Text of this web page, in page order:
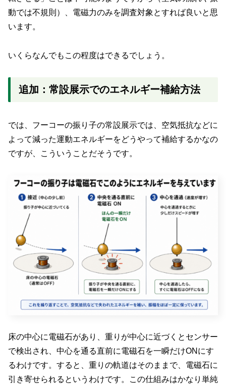
動では不規則）、電磁力のみを調査対象とすれば良いと思
います。
いくらなんでもこの程度はできるでしょう。
追加：常設展示でのエネルギー補給方法
では、フーコーの振り子の常設展示では、空気抵抗などに
よって減った運動エネルギーをどうやって補給するかなの
ですが、こういうことだそうです。
床の中心に電磁石があり、重りが中心に近づくとセンサー
で検出され、中心を通る直前に電磁石を一瞬だけONにす
るわけです。すると、重りの軌道はそのままで、電磁石に
引き寄せられるというわけです。この仕組みはかなり単純